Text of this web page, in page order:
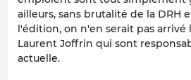
ailleurs, sans brutalité de la DRH
l'édition, on n'en serait pas arrivé
Laurent Joffrin qui sont
actuelle.